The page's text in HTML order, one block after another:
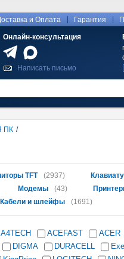
и Оплата Гарантия
Онлайн-консультация
Написать письмо
ПК /
TFT (2937)
Модемы (43)
Кабели и шлейфы (1691)
A4TECH ACEFAST ACER
DIGMA DURACELL